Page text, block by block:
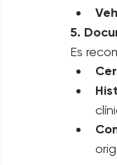
4.
Si
5.
Es